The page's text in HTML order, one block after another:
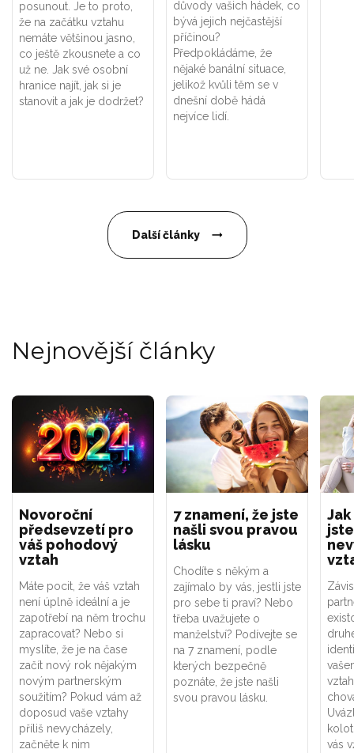
posunout. Je to proto,
že na začátku vztahu
nemáte většinou jasno,
co ještě zkousnete a co
už ne. Jak své osobní
hranice najít, jak si je
stanovit a jak je dodržet?
důvody vašich hádek, co
bývá jejich nejčastější
příčinou?
Předpokládáme, že
nějaké banální situace,
jelikož kvůli těm se v
dnešní době hádá
nejvíce lidí.
Další články
Nejnovější články
Novoroční
předsevzetí pro
váš pohodový
vztah
Máte pocit, že váš vztah
není úplně ideální a je
zapotřebí na něm trochu
zapracovat? Nebo si
myslíte, že je na čase
začít nový rok nějakým
novým partnerským
soužitím? Pokud vám až
doposud vaše vztahy
příliš nevycházely,
začněte k nim
7 znamení, že jste
našli svou pravou
lásku
Chodíte s někým a
zajímalo by vás, jestli jste
pro sebe ti praví? Nebo
třeba uvažujete o
manželství? Podívejte se
na 7 znamení, podle
kterých bezpečně
poznáte, že jste našli
svou pravou lásku.
vás